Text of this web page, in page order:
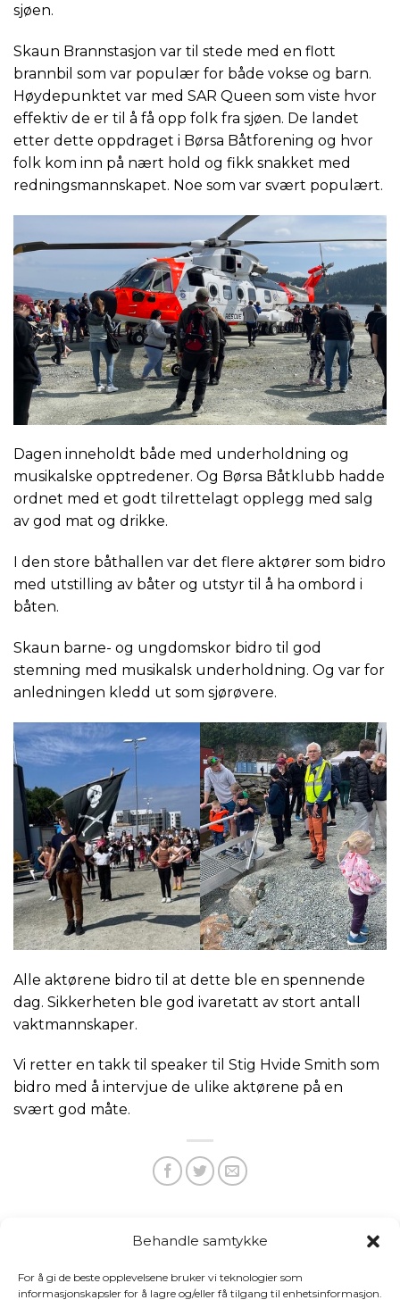
Behandle samtykke
For å gi de beste opplevelsene bruker vi teknologier som
informasjonskapsler for å lagre og/eller få tilgang til enhetsinformasjon.
sjøen.
Skaun Brannstasjon var til stede med en flott
brannbil som var populær for både vokse og barn.
Høydepunktet var med SAR Queen som viste hvor
effektiv de er til å få opp folk fra sjøen. De landet
etter dette oppdraget i Børsa Båtforening og hvor
folk kom inn på nært hold og fikk snakket med
redningsmannskapet. Noe som var svært populært.
Dagen inneholdt både med underholdning og
musikalske opptredener. Og Børsa Båtklubb hadde
ordnet med et godt tilrettelagt opplegg med salg
av god mat og drikke.
I den store båthallen var det flere aktører som bidro
med utstilling av båter og utstyr til å ha ombord i
båten.
Skaun barne- og ungdomskor bidro til god
stemning med musikalsk underholdning. Og var for
anledningen kledd ut som sjørøvere.
Alle aktørene bidro til at dette ble en spennende
dag. Sikkerheten ble god ivaretatt av stort antall
vaktmannskaper.
Vi retter en takk til speaker til Stig Hvide Smith som
bidro med å intervjue de ulike aktørene på en
svært god måte.
Saken er publisert i Nyheter Trøndelag
Nasjonal
Maritim Sikkerhetsdag